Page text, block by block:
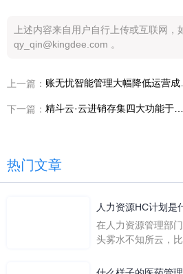
上述内容来自用户自行上传或互联网，
qy_qin@kingdee.com 。
上一篇：
下一篇：
热门文章
人力资源HC计划是
在人力资源管理部
头雾水不知所云，
么呢？